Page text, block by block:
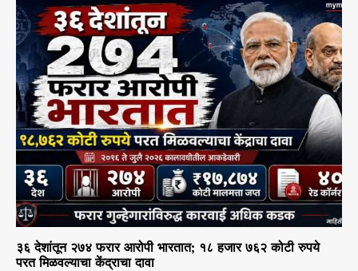
३६ देशांतून २७४ फरार आरोपी भारतात; १८ हजार ७६२ कोटी रुपये
परत मिळवल्याचा केंद्राचा दावा